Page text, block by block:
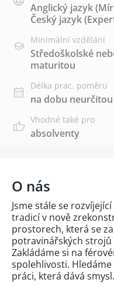
Anglický jazyk
Český jazyk
Minimální vzdělání
Středoškolské
maturitou
Délka prac. poměru
na dobu neurčitou
Vhodné také pro
absolventy
O nás
Jsme stále se
tradicí v nově
prostorech, která se
potravinářských
Zakládáme si na
spolehlivosti.
práci, která dává smysl.